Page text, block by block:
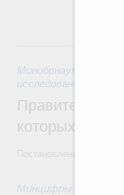
Минобрнауки России
исследований и
которых
Минцифры России